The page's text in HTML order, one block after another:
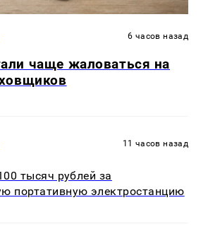
6 часов назад
чаще жаловаться на
11 часов назад
тысяч рублей за
портативную электростанцию